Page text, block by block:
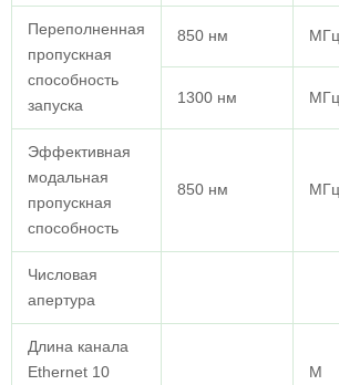
Переполненная
пропускная
способность
запуска
850 нм
1300 нм
Эффективная
модальная
пропускная
способность
850 нм
Числовая
апертура
Длина канала
Ethernet 10
M